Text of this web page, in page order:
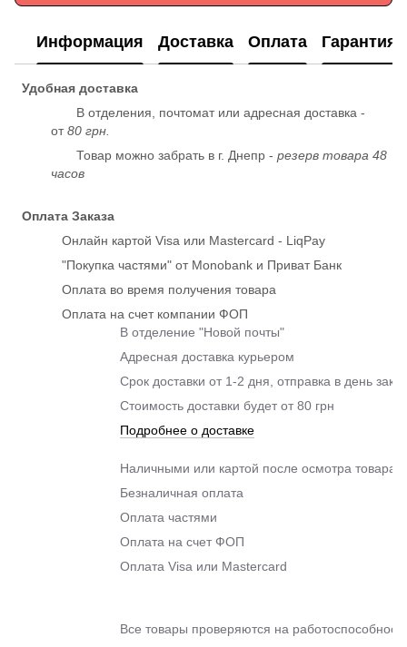
Информация Доставка Оплата Гарантия
Удобная доставка
В отделения, почтомат или адресная доставка -
от80 грн.
Товар можно забрать в г. Днепр - резерв товара 48
часов
Оплата Заказа
Онлайн картой Visa или Mastercard - LiqPay
"Покупка частями" от Monobank и Приват Банк
Оплата во время получения товара
Оплата на счет компании ФОП
В отделение "Новой почты"
Адресная доставка курьером
Срок доставки от 1-2 дня, отправка в день
Стоимость доставки будет от 80 грн
Подробнее о доставке
Наличными или картой после осмотра товара
Безналичная оплата
Оплата частями
Оплата на счет ФОП
Оплата Visa или Mastercard
Все товары проверяются на